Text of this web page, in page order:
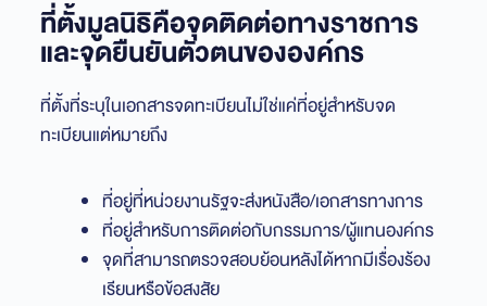
ที่ตั้งมูลนิธิคือจุดติดต่อทางราชการ
และจุดยืนยันตัวตนขององค์กร
ที่ตั้งที่ระบุในเอกสารจดทะเบียนไม่ใช่แค่ที่อยู่สำหรับจด
ทะเบียนแต่หมายถึง
ที่อยู่ที่หน่วยงานรัฐจะส่งหนังสือ/เอกสารทางการ
ที่อยู่สำหรับการติดต่อกับกรรมการ/ผู้แทนองค์กร
จุดที่สามารถตรวจสอบย้อนหลังได้หากมีเรื่องร้อง
เรียนหรือข้อสงสัย